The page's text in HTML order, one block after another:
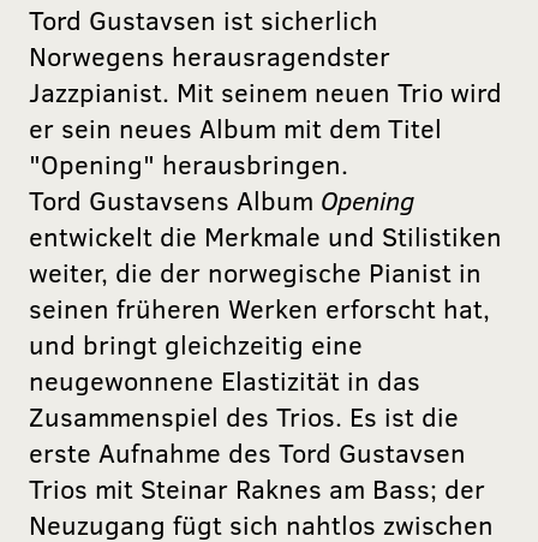
Tord Gustavsen ist sicherlich
Norwegens herausragendster
Jazzpianist. Mit seinem neuen Trio wird
er sein neues Album mit dem Titel
"Opening" herausbringen.
Tord Gustavsens Album Opening
entwickelt die Merkmale und Stilistiken
weiter, die der norwegische Pianist in
seinen früheren Werken erforscht hat,
und bringt gleichzeitig eine
neugewonnene Elastizität in das
Zusammenspiel des Trios. Es ist die
erste Aufnahme des Tord Gustavsen
Trios mit Steinar Raknes am Bass; der
Neuzugang fügt sich nahtlos zwischen